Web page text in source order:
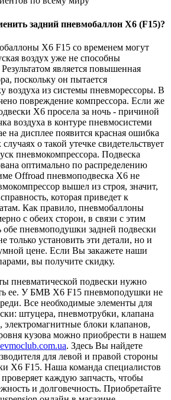
задний пневмобаллон X6 (F15)?
X6 F15 со временем могут
воздух уже не способны
является повышенная
поскольку он пытается
воздуха из системы пневморессоры. В
повреждение компрессора. Если же
X6 просела за ночь - причиной
воздуха в контуре пневмосистеми
дисплее появится красная ошибка
о такой утечке свидетельствует
пневмокомпрессора. Подвеска
оптимально по распределению
Offroad пневмоподвеска X6 не
вышел из строя, значит,
которая приведет к
Как правило, пневмобаллоны
с обеих сторон, в связи с этим
обе пневмоподушки задней подвески
только установить эти детали, но и
цене. Если Вы закажете наши
вы получите скидку.
пневматической подвески нужно
ее. У БМВ X6 F15 пневмоподушки не
Все необходимые элементы для
штуцера, пневмотрубки, клапана
электромагнитные блоки клапанов,
кузова можно приобрести в нашем
. Здесь Вы найдете
для левой и правой стороны
X6 F15. Наша команда специалистов
каждую запчасть, чтобы
и долговечность. Приобретайте